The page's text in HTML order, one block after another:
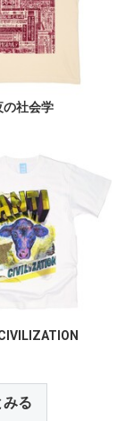
の社会学
る